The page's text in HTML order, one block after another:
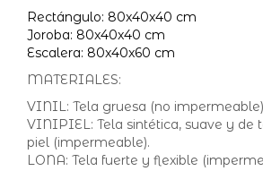
Rectángulo: 80x40x40 cm
Joroba: 80x40x40 cm
Escalera: 80x40x60 cm
MATERIALES:
VINIL: Tela gruesa (no
VINIPIEL: Tela sintética, suave y de
piel (impermeable).
LONA: Tela fuerte y flexible